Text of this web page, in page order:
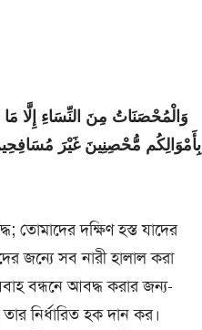
وَالْمُحْصَنَاتُ مِنَ النِّسَاءِ إِلَّا
بِأَمْوَالِكُم مُّحْصِنِينَ غَيْرَ
তোমাদের দক্ষিণ হস্ত যাদের
জন্যে সব নারী হালাল করা
বন্ধনে আবদ্ধ করার জন্য-
নির্ধারিত হক দান কর।